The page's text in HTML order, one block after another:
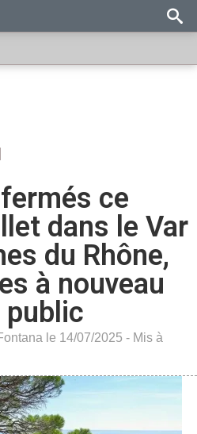
ce
dans le Var
du Rhône,
à nouveau
public
le 14/07/2025 - Mis à